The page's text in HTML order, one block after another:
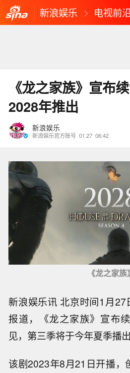
新浪娱乐 电视前
《龙之家族》宣布
2028年推出
新浪娱乐
新浪娱乐官方账号 01.27 06:42
《龙之家族
新浪娱乐讯 北京时间1月
报道，《龙之家族》宣布
见，第三季将于今年夏季播出
该剧2023年8月21日开播，